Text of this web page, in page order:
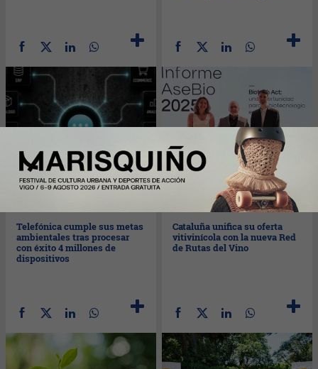
Telefónica cumple sus metas
ambientales tras procesar
con éxito 4 millones de
dispositivos
09/06/2026
Cataluña unifica su oferta
vitivinícola con la nueva Red
de Rutas del Vino